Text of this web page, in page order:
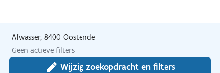
Afwasser, 8400 Oostende
Geen actieve filters
Wijzig zoekopdracht en filters